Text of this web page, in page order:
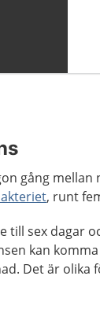
gång
, runt
till sex dagar
kan
Det är olika